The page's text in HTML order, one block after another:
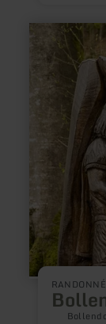
savoir
plus
Bollendorfer
Märchenpfad